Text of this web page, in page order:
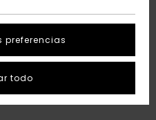
preferencias
todo